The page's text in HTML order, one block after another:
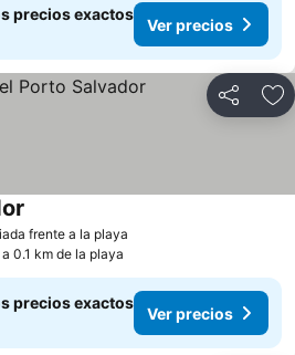
precios exactos
Ver precios
Compartir
frente a la playa
a 0.1 km de la playa
precios exactos
Ver precios